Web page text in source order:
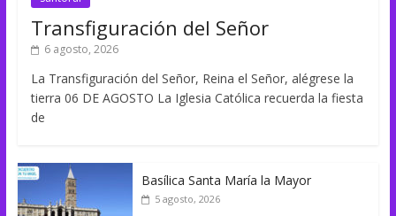
Transfiguración del Señor
6 agosto, 2026
La Transfiguración del Señor, Reina el Señor, alégrese la
tierra 06 DE AGOSTO La Iglesia Católica recuerda la fiesta
de
Basílica Santa María la Mayor
5 agosto, 2026